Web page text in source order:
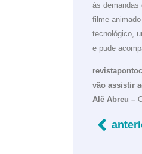
às
filme
tecnológico,
e pude
vão assistir
Alê Abreu –